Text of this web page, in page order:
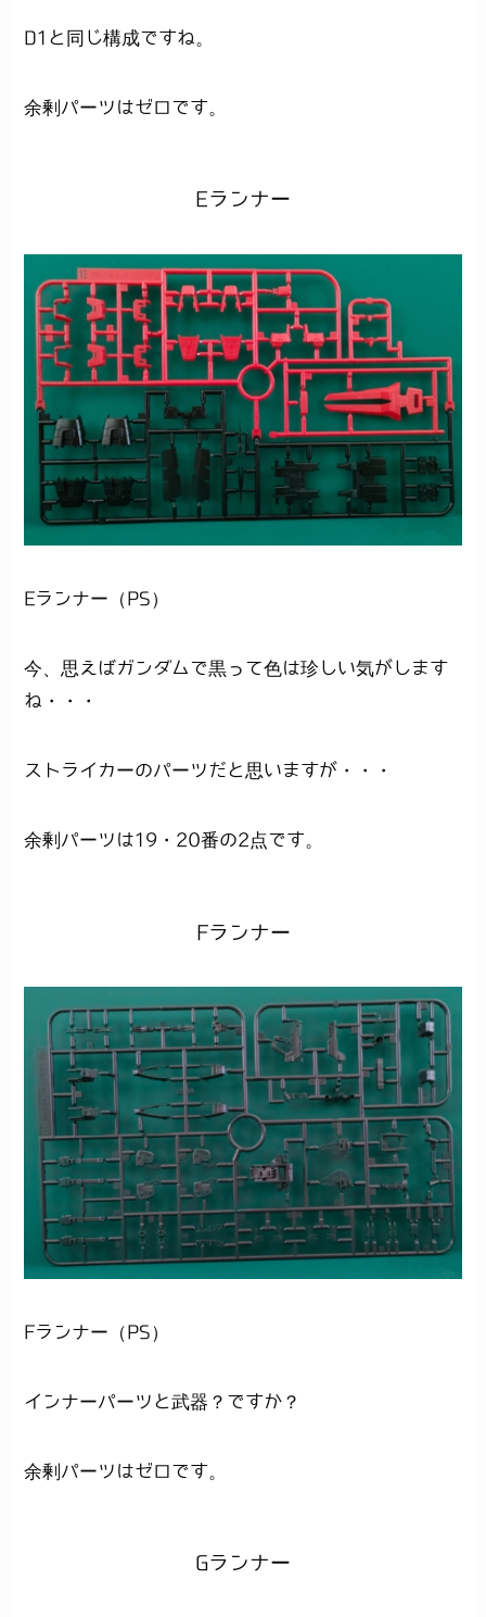
D1と同じ構成ですね。
余剰パーツはゼロです。
Eランナー
Eランナー（PS）
今、思えばガンダムで黒って色は珍しい気がします
ね・・・
ストライカーのパーツだと思いますが・・・
余剰パーツは19・20番の2点です。
Fランナー
Fランナー（PS）
インナーパーツと武器？ですか？
余剰パーツはゼロです。
Gランナー